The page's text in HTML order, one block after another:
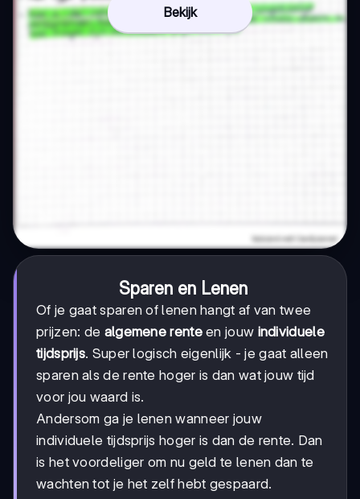
Bekijk
Sparen en Lenen
Of je gaat sparen of lenen hangt af van twee
prijzen: de algemene renteen jouw individuele
tijdsprijs. Super logisch eigenlijk - je gaat alleen
sparen als de rente hoger is dan wat jouw tijd
voor jou waard is.
Andersom ga je lenen wanneer jouw
individuele tijdsprijs hoger is dan de rente. Dan
is het voordeliger om nu geld te lenen dan te
wachten tot je het zelf hebt gespaard.